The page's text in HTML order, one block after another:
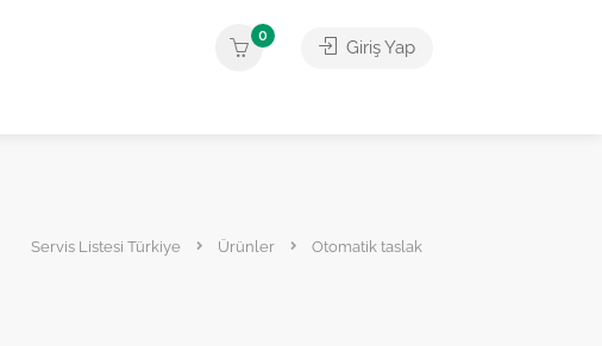
0
Giriş Yap
Servis Listesi Türkiye Ürünler Otomatik taslak